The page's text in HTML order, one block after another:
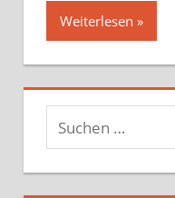
Weiterlesen